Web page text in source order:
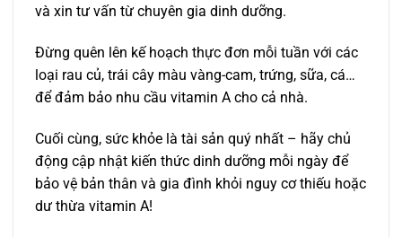
và xin tư vấn từ chuyên gia dinh dưỡng.
Đừng quên lên kế hoạch thực đơn mỗi tuần với các
loại rau củ, trái cây màu vàng-cam, trứng, sữa, cá…
để đảm bảo nhu cầu vitamin A cho cả nhà.
Cuối cùng, sức khỏe là tài sản quý nhất – hãy chủ
động cập nhật kiến thức dinh dưỡng mỗi ngày để
bảo vệ bản thân và gia đình khỏi nguy cơ thiếu hoặc
dư thừa vitamin A!